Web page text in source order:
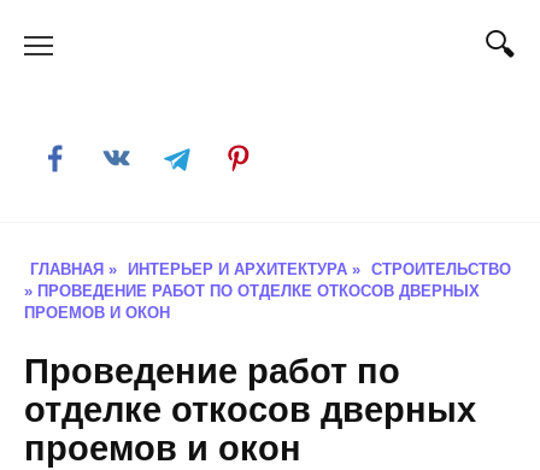
ГЛАВНАЯ » ИНТЕРЬЕР И АРХИТЕКТУРА »
СТРОИТЕЛЬСТВО
» ПРОВЕДЕНИЕ РАБОТ ПО ОТДЕЛКЕ ОТКОСОВ ДВЕРНЫХ
ПРОЕМОВ И ОКОН
Проведение работ по
отделке откосов дверных
проемов и окон